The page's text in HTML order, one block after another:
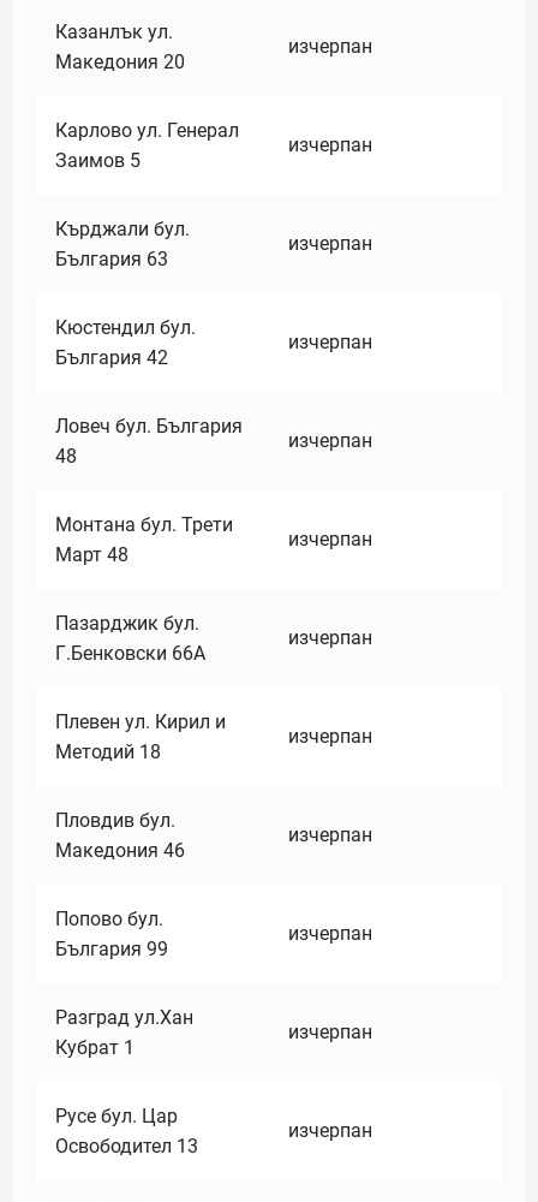
Казанлък ул.
Македония 20
изчерпан
Карлово ул. Генерал
Заимов 5
изчерпан
Кърджали бул.
България 63
изчерпан
Кюстендил бул.
България 42
изчерпан
Ловеч бул. България
48
изчерпан
Монтана бул. Трети
Март 48
изчерпан
Пазарджик бул.
Г.Бенковски 66А
изчерпан
Плевен ул. Кирил и
Методий 18
изчерпан
Пловдив бул.
Македония 46
изчерпан
Попово бул.
България 99
изчерпан
Разград ул.Хан
Кубрат 1
изчерпан
Русе бул. Цар
Освободител 13
изчерпан